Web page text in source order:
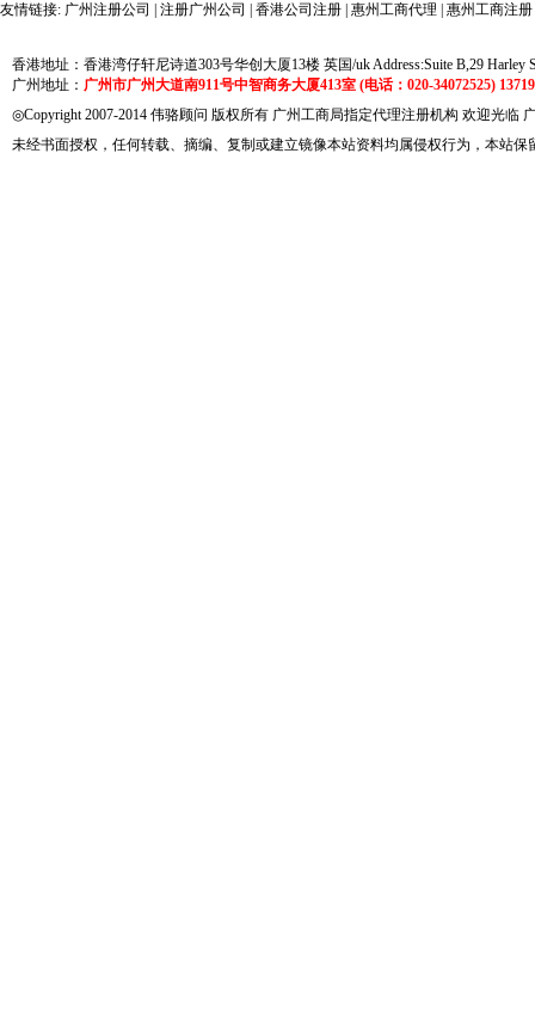
友情链接: 广州注册公司 注册广州公司 香港公司注册 惠州工商代理 惠州工商注册
香港地址：香港湾仔轩尼诗道303号华创大厦13楼 英国/uk Address:Suite B,29 Harley
广州地址： 广州市广州大道南911号中智商务大厦413室 (电话：020-34072525)
◎Copyright 2007-2014 伟骆顾问 版权所有 广州工商局指定代理注册机构 欢迎光临
未经书面授权，任何转载、摘编、复制或建立镜像本站资料均属侵权行为，本站